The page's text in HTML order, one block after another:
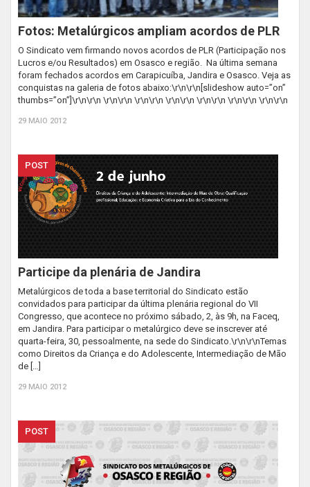
Fotos: Metalúrgicos ampliam acordos de PLR
O Sindicato vem firmando novos acordos de PLR (Participação nos
Lucros e/ou Resultados) em Osasco e região. Na última semana
foram fechados acordos em Carapicuíba, Jandira e Osasco. Veja as
conquistas na galeria de fotos abaixo:\r\n\r\n[slideshow auto=”on”
thumbs=”on”]\r\n\r\n \r\n\r\n \r\n\r\n \r\n\r\n \r\n\r\n \r\n\r\n \r\n\r\n
29 MAIO 2012
POST
Participe da plenária de Jandira
Metalúrgicos de toda a base territorial do Sindicato estão
convidados para participar da última plenária regional do VII
Congresso, que acontece no próximo sábado, 2, às 9h, na Faceq,
em Jandira. Para participar o metalúrgico deve se inscrever até
quarta-feira, 30, pessoalmente, na sede do Sindicato.\r\n\r\nTemas
como Direitos da Criança e do Adolescente, Intermediação de Mão
de […]
29 MAIO 2012
POST